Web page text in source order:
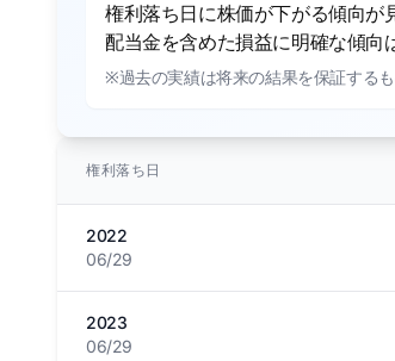
権利落ち日に株価が下がる傾向が
配当金を含めた損益に明確な傾向
※過去の実績は将来の結果を保証する
権利落ち日
2022
06/29
2023
06/29